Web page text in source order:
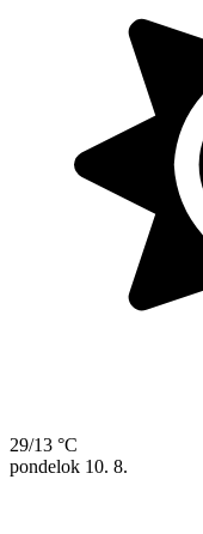
29/13 °C
pondelok 10. 8.